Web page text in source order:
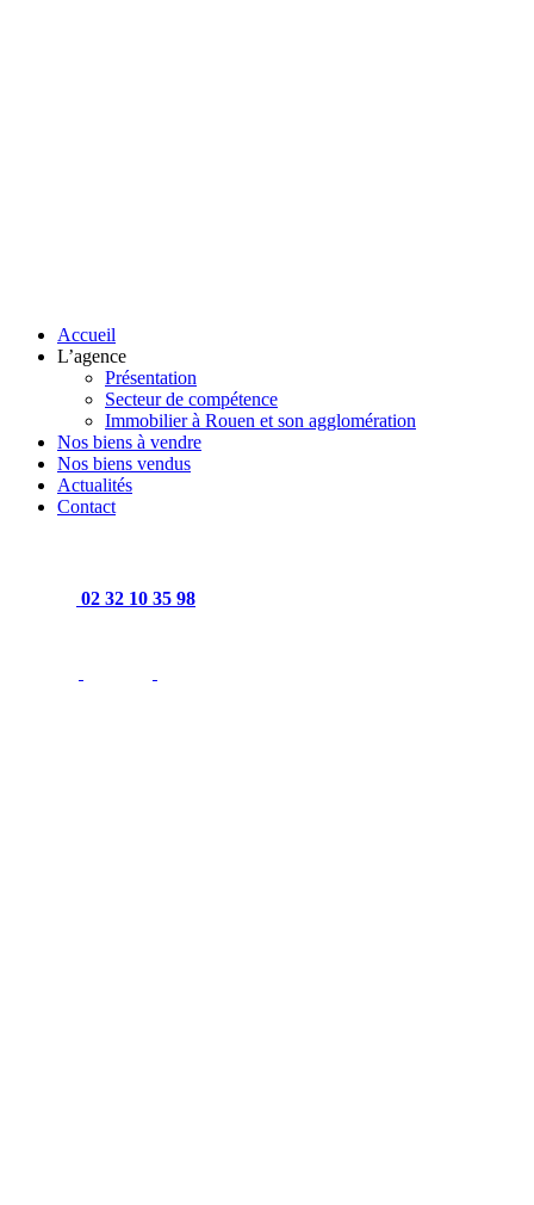
Accueil
L’agence
Présentation
Secteur de compétence
Immobilier à Rouen et son agglomération
Nos biens à vendre
Nos biens vendus
Actualités
Contact
02 32 10 35 98